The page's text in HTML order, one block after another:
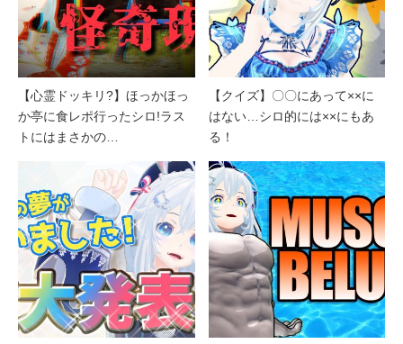
【心霊ドッキリ?】ほっかほっ
か亭に食レポ行ったシロ!ラス
トにはまさかの…
【クイズ】〇〇にあって××に
はない…シロ的には××にもあ
る！